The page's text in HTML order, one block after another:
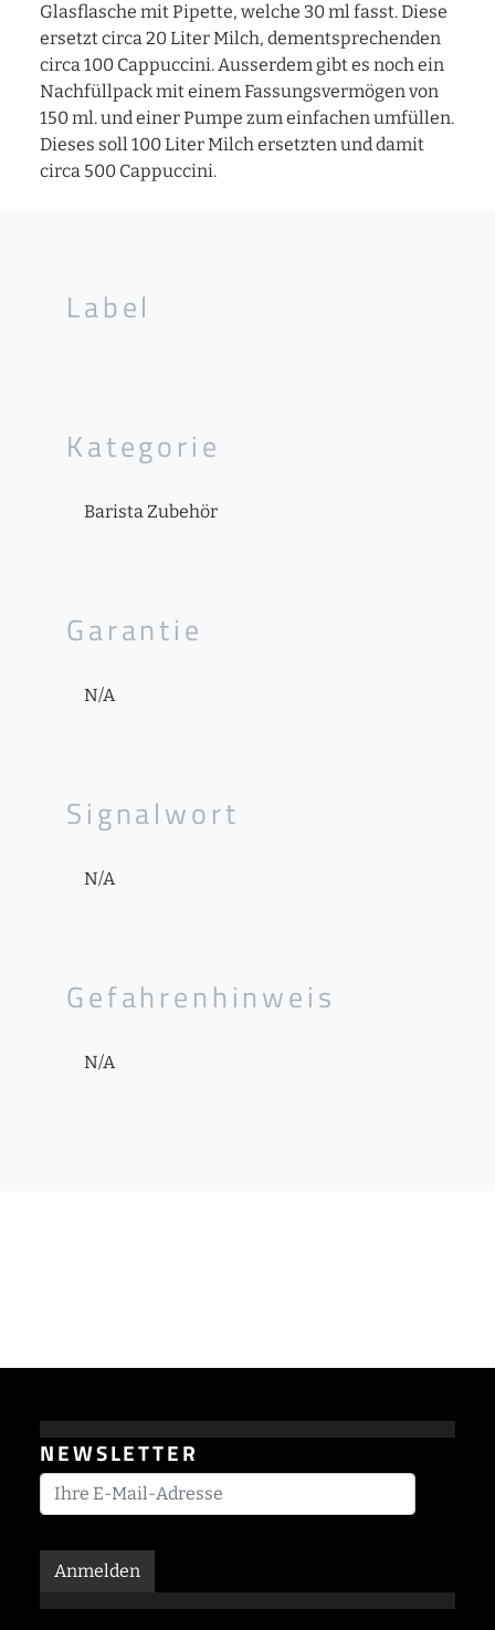
Glasflasche mit Pipette, welche 30 ml fasst. Diese
ersetzt circa 20 Liter Milch, dementsprechenden
circa 100 Cappuccini. Ausserdem gibt es noch ein
Nachfüllpack mit einem Fassungsvermögen von
150 ml. und einer Pumpe zum einfachen umfüllen.
Dieses soll 100 Liter Milch ersetzten und damit
circa 500 Cappuccini.
Label
Kategorie
Barista Zubehör
Garantie
N/A
Signalwort
N/A
Gefahrenhinweis
N/A
NEWSLETTER
Anmelden